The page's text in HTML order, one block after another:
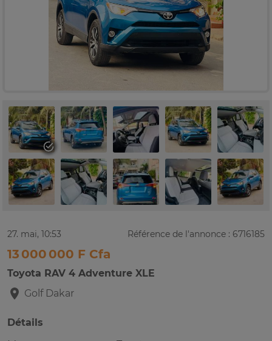
27. mai, 10:53 Référence de l'annonce : 6716185
13 000 000 F Cfa
Toyota RAV 4 Adventure XLE
Golf Dakar
Détails